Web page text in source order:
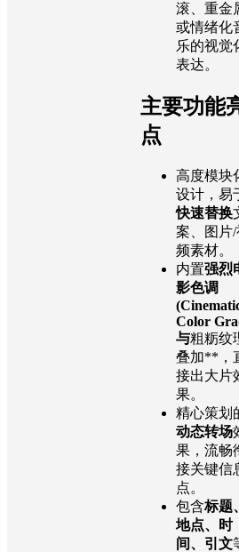
滚、重金
或情绪化
乐的视觉
表达。
主要功能
点
高度模块
设计，易
快速替换
案、图片/
频素材。
内置强烈
影色调
Color
与粗粝纹
叠加**，
接出大片
果。
精心策划
动态转场
果，流畅
接关键信
点。
包含标题、
地点、时
间、引文